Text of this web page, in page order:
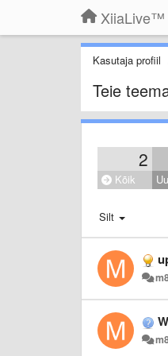
XiiaLive™
Kasutaja profiil
Teie
2
Kõik
Silt